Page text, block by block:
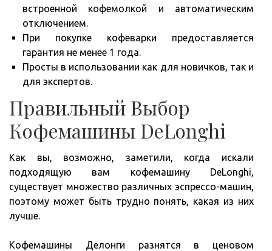
встроенной кофемолкой и автоматическим
отключением.
При покупке кофеварки предоставляется
гарантия не менее 1 года.
Просты в использовании как для новичков, так и
для экспертов.
Правильный Выбор
Кофемашины DeLonghi
Как вы, возможно, заметили, когда искали
подходящую вам кофемашину DeLonghi,
существует множество различных эспрессо-машин,
поэтому может быть трудно понять, какая из них
лучше.
Кофемашины Делонги разнятся в ценовом